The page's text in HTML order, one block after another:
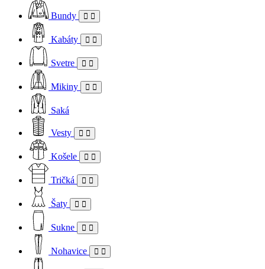
Bundy
Kabáty
Svetre
Mikiny
Saká
Vesty
Košele
Tričká
Šaty
Sukne
Nohavice